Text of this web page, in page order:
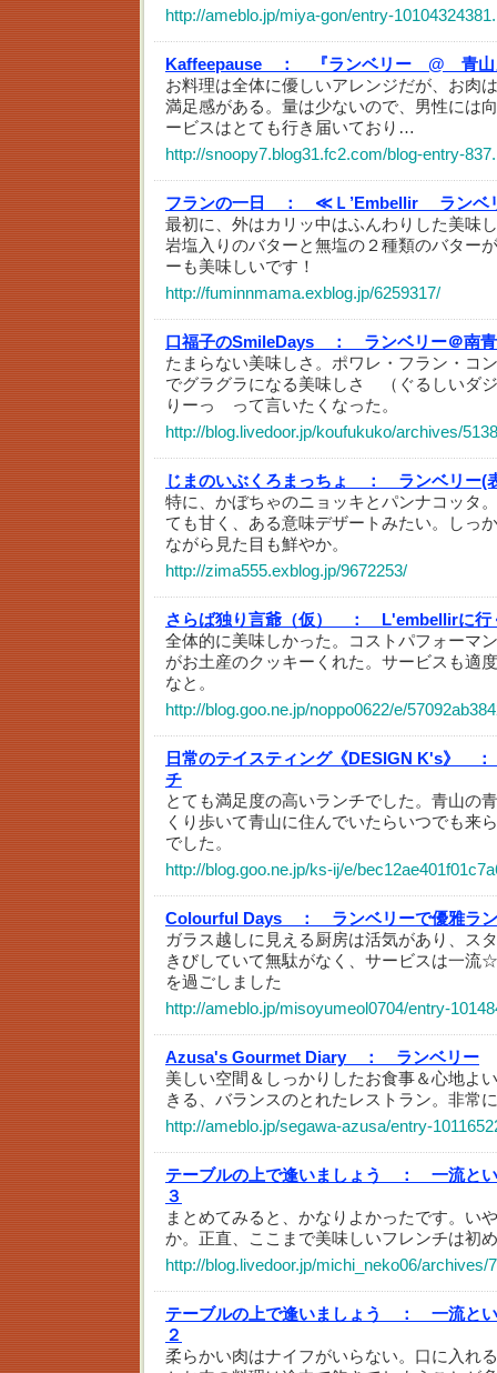
http://ameblo.jp/miya-gon/entry-
Kaffeepause ：
『ランベリー @ 青山
お料理は全体に優しいアレンジだが、お肉
満足感がある。量は少ないので、男性には
ービスはとても行き届いており…
http://snoopy7.blog31.fc2.com/blog-entry-
フランの一日 ：
≪Ｌ’Embellir ランベ
最初に、外はカリッ中はふんわりした美味
岩塩入りのバターと無塩の２種類のバター
ーも美味しいです！
http://fuminnmama.exblog.jp/6259317/
口福子のSmileDays ：
ランベリー＠南
たまらない美味しさ。ポワレ・フラン・コ
でグラグラになる美味しさ （ぐるしいダ
りーっ って言いたくなった。
http://blog.livedoor.jp/koufukuko/archives/
じまのいぶくろまっちょ ：
ランベリー(
特に、かぼちゃのニョッキとパンナコッタ
ても甘く、ある意味デザートみたい。しっ
ながら見た目も鮮やか。
http://zima555.exblog.jp/9672253/
さらば独り言爺（仮） ：
L'embellirに行
全体的に美味しかった。コストパフォーマ
がお土産のクッキーくれた。サービスも適
なと。
http://blog.goo.ne.jp/noppo0622/e/
日常のテイスティング《DESIGN K's》 ：
チ
とても満足度の高いランチでした。青山の
くり歩いて青山に住んでいたらいつでも来
でした。
http://blog.goo.ne.jp/ks-ij/e/
Colourful Days ：
ランベリーで優雅ラ
ガラス越しに見える厨房は活気があり、ス
きびしていて無駄がなく、サービスは一流
を過ごしました
http://ameblo.jp/misoyumeol0704/entry-
Azusa's Gourmet Diary ：
ランベリー
美しい空間＆しっかりしたお食事＆心地よ
きる、バランスのとれたレストラン。非常
http://ameblo.jp/segawa-azusa/entry-
テーブルの上で逢いましょう ：
一流と
３
まとめてみると、かなりよかったです。い
か。正直、ここまで美味しいフレンチは初
http://blog.livedoor.jp/michi_neko06/archives/
テーブルの上で逢いましょう ：
一流と
２
柔らかい肉はナイフがいらない。口に入れ